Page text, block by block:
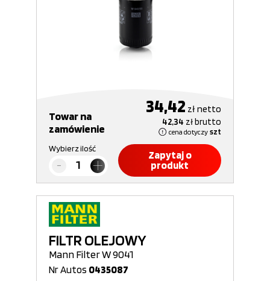
Towar na
zamówienie
34,42 złnetto
42,34 złbrutto
cena dotyczy szt
Wybierz ilość
Zapytaj o
produkt
FILTR OLEJOWY
Mann Filter W 9041
Nr Autos 0435087